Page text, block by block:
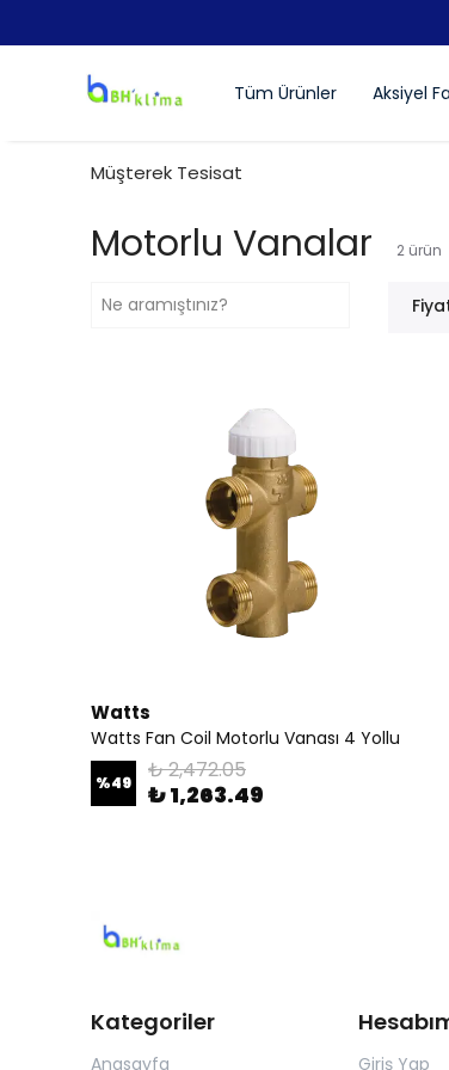
Tüm Ürünler Aksiyel
Müşterek Tesisat
Motorlu Vanalar 2 ürün
Watts
Watts Fan Coil Motorlu Vanası 4 Yollu
%49 ₺ 2,472.05
₺ 1,263.49
Kategoriler
Anasayfa Giriş Yap